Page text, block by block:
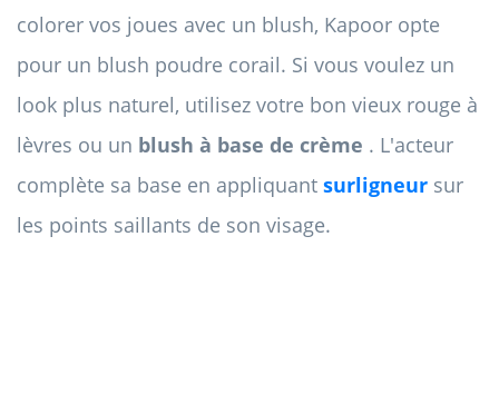
colorer vos joues avec un blush, Kapoor opte
pour un blush poudre corail. Si vous voulez un
look plus naturel, utilisez votre bon vieux rouge à
lèvres ou un blush à base de crème . L'acteur
complète sa base en appliquant surligneur sur
les points saillants de son visage.